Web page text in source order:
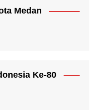
Medan
Ke-80